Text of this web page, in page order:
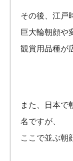
その後、江戸
巨大輪朝顔や
観賞用品種が
また、日本で
名ですが、
ここで並ぶ朝